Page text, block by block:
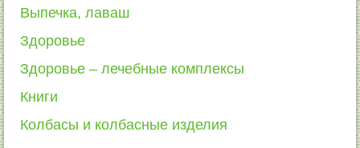
Выпечка, лаваш
Здоровье
Здоровье – лечебные комплексы
Книги
Колбасы и колбасные изделия